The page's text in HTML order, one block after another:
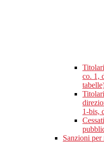
co. 1,
1-bis,
Sanzioni per